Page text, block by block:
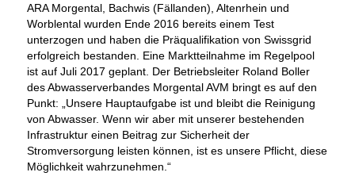
ARA Morgental, Bachwis (Fällanden), Altenrhein und
Worblental wurden Ende 2016 bereits einem Test
unterzogen und haben die Präqualifikation von Swissgrid
erfolgreich bestanden. Eine Marktteilnahme im Regelpool
ist auf Juli 2017 geplant. Der Betriebsleiter Roland Boller
des Abwasserverbandes Morgental AVM bringt es auf den
Punkt: „Unsere Hauptaufgabe ist und bleibt die Reinigung
von Abwasser. Wenn wir aber mit unserer bestehenden
Infrastruktur einen Beitrag zur Sicherheit der
Stromversorgung leisten können, ist es unsere Pflicht, diese
Möglichkeit wahrzunehmen.“